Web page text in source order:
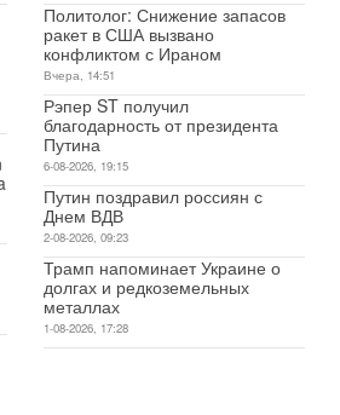
Политолог: Снижение запасов
ракет в США вызвано
конфликтом с Ираном
Вчера, 14:51
Рэпер ST получил
благодарность от президента
Путина
6-08-2026, 19:15
Путин поздравил россиян с
Днем ВДВ
2-08-2026, 09:23
Трамп напоминает Украине о
долгах и редкоземельных
металлах
1-08-2026, 17:28